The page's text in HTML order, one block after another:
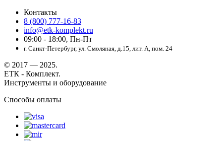
Контакты
8 (800) 777-16-83
info@etk-komplekt.ru
09:00 - 18:00, Пн-Пт
г. Санкт-Петербург, ул. Смоляная, д.15, лит. А, пом. 24
© 2017 — 2025.
ЕТК - Комплект.
Инструменты и оборудование
Способы оплаты